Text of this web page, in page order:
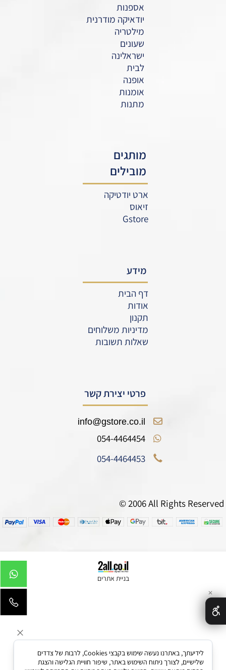
אספנות
יודאיקה מודרנית
מילטריה
שעונים
ישראלינה
לבית
אופנה
אומנות
מתנות
מותגים
מובילים
ארט יודטיקה
זיאוס
Gstore
מידע
דף הבית
אודות
תקנון
מדיניות משלוחים
שאלות תשובות
פרטי יצירת קשר
info@gstore.co.il
054-4464454
054-4464453
© 2006 All Rights Reserved
בניית אתרים
✕
לידיעתך, באתרנו נעשה שימוש בקבצי Cookies, לרבות של צדדים
שלישיים, לצורך ניתוח השימוש באתר, שיפור חוויית הגלישה והצגת